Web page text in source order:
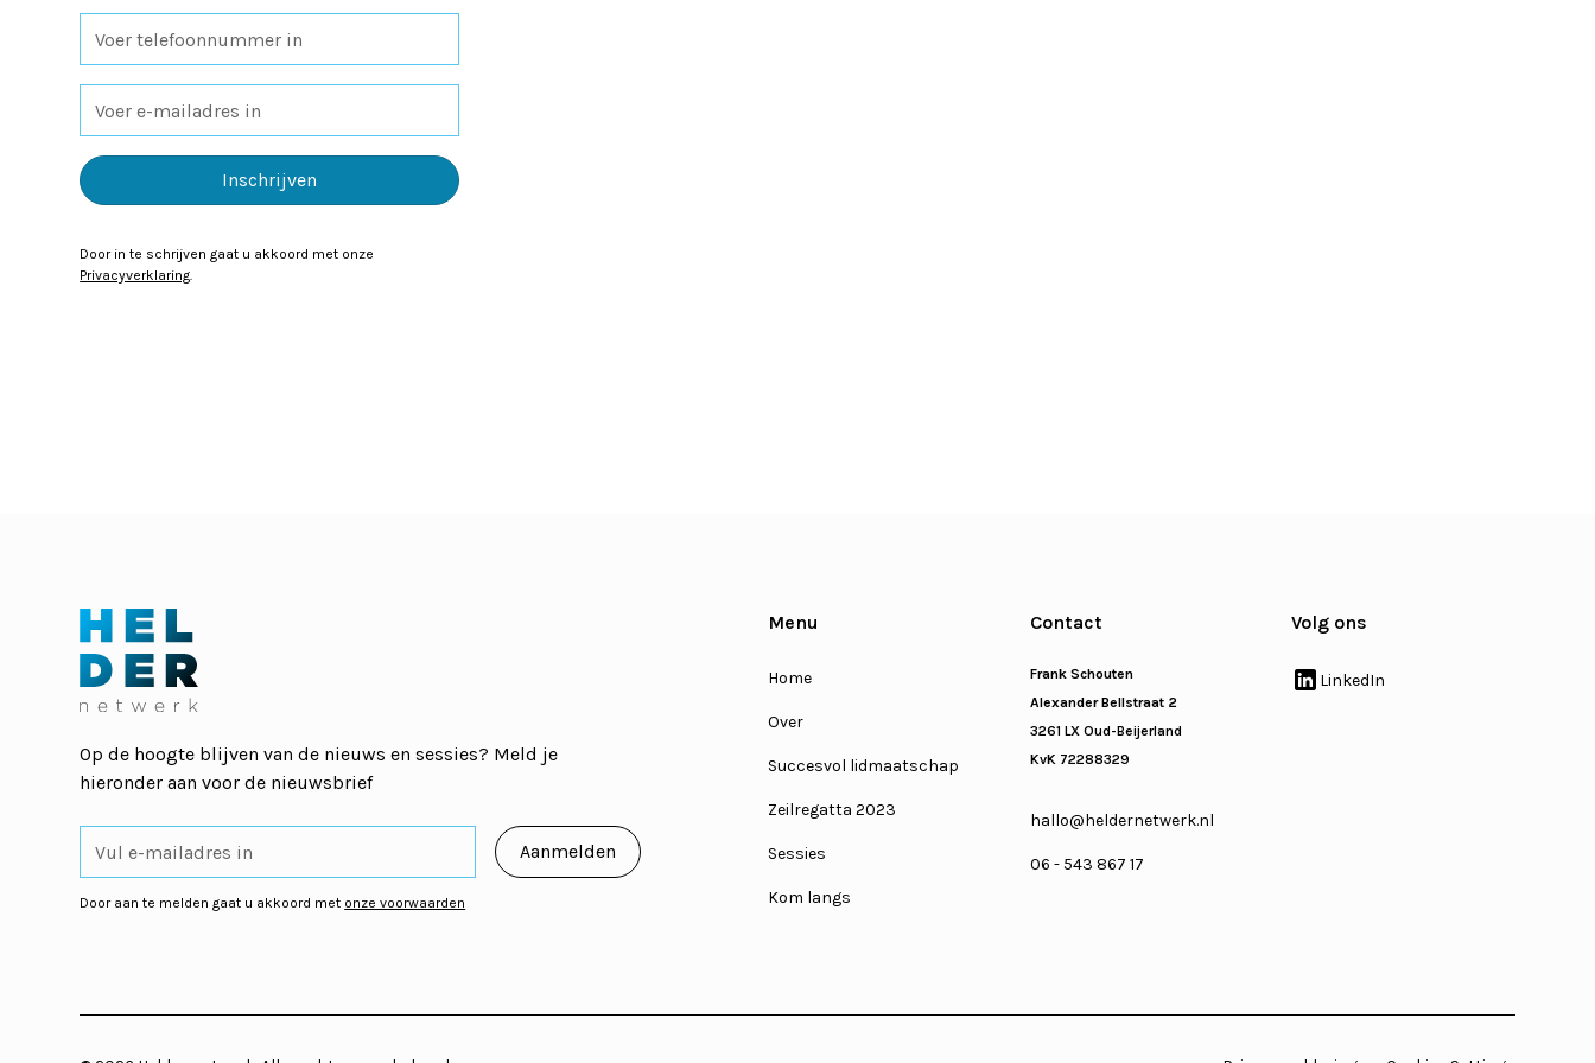
Door in te schrijven gaat u akkoord met onze
Privacyverklaring.
Op de hoogte blijven van de nieuws en sessies? Meld je
hieronder aan voor de nieuwsbrief
Door aan te melden gaat u akkoord met onze voorwaarden
Menu
Home
Over
Succesvol lidmaatschap
Zeilregatta 2023
Sessies
Kom langs
Contact
Frank Schouten
Alexander Bellstraat 2
3261 LX Oud-Beijerland
KvK 72288329
hallo@heldernetwerk.nl
06 - 543 867 17
Volg ons
LinkedIn